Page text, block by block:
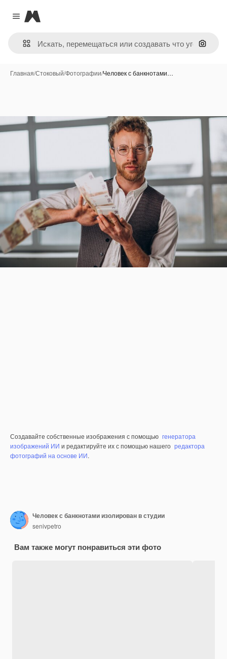
Close menu
Magnific
Поиск
Главная/Стоковый/Фотографии/Человек с банкнотами…
Создавайте собственные изображения с помощью генератора
изображений ИИ и редактируйте их с помощью нашего редактора
фотографий на основе ИИ.
Человек с банкнотами изолирован в студии
senivpetro
Вам также могут понравиться эти фото